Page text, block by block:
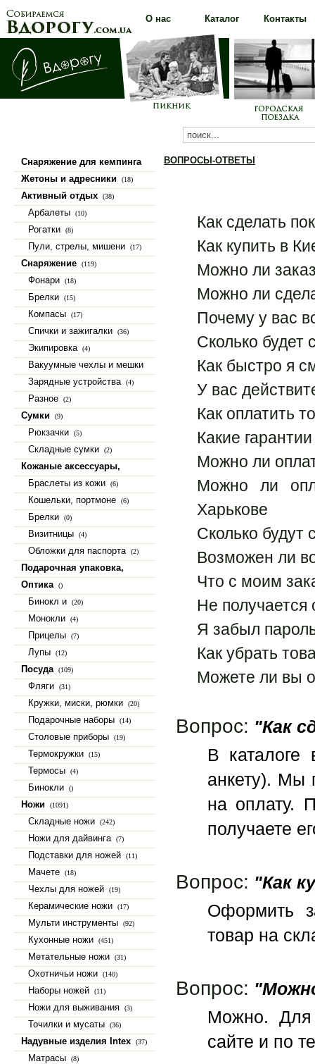
О нас Каталог Контакты
Снаряжение для кемпинга
(100)
Жетоны и адресники (18)
Активный отдых (38)
Арбалеты (10)
Рогатки (8)
Пули, стрелы, мишени (17)
Снаряжение (119)
Фонари (18)
Брелки (15)
Компасы (17)
Спички и зажигалки (36)
Экипировка (4)
Вакуумные чехлы и мешки
Зарядные устройства (4)
Разное (2)
Сумки (9)
Рюкзачки (5)
Складные сумки (2)
Кожаные аксессуары,
изделия из натуральной кожи
(23)
Браслеты из кожи (6)
Кошельки, портмоне (6)
Брелки (0)
Визитницы (4)
Обложки для паспорта (2)
Подарочная упаковка,
коробки, шкатулки
Оптика ()
Бинокл и (20)
Монокли (4)
Прицелы (7)
Лупы (12)
Посуда (109)
Фляги (31)
Кружки, миски, рюмки (20)
Подарочные наборы (14)
Столовые приборы (19)
Термокружки (15)
Термосы (4)
Бинокли ()
Ножи (1091)
Складные ножи (242)
Ножи для дайвинга (7)
Подставки для ножей (11)
Мачете (18)
Чехлы для ножей (19)
Керамические ножи (17)
Мульти инструменты (92)
Кухонные ножи (451)
Метательные ножи (31)
Охотничьи ножи (140)
Наборы ножей (11)
Ножи для выживания (3)
Точилки и мусаты (36)
Надувные изделия Intex (37)
Матрасы (8)
ВОПРОСЫ-ОТВЕТЫ
Как сделать
Как купить в
Можно ли
Можно ли
Почему у вас
Сколько будет
Как быстро я
У вас
Как оплатить
Какие
Можно ли
Можно ли
Харькове
Сколько будут
Возможен ли
Что с моим
Не получается
Я забыл
Как убрать
Можете ли вы
Вопрос: "Как
В каталоге
анкету). Мы
на оплату.
получаете
Вопрос: "Как
Оформить
товар на
Вопрос:
Можно. Для
сайте и по